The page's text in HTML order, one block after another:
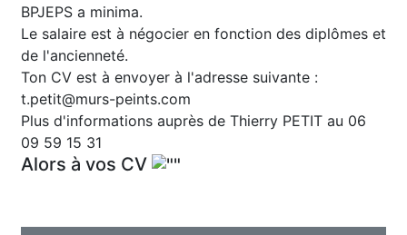
BPJEPS a minima.
Le salaire est à négocier en fonction des diplômes et
de l'ancienneté.
Ton CV est à envoyer à l'adresse suivante :
t.petit@murs-peints.com
Plus d'informations auprès de Thierry PETIT au 06
09 59 15 31
Alors à vos CV